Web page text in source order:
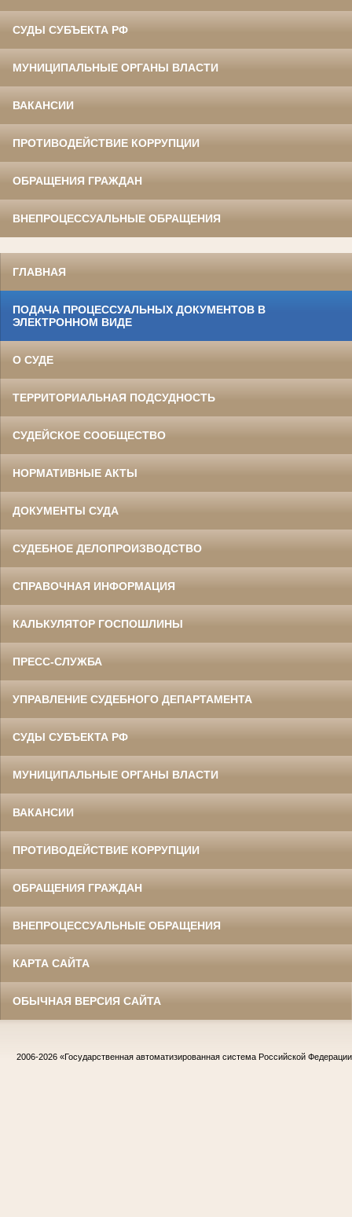
СУДЫ СУБЪЕКТА РФ
МУНИЦИПАЛЬНЫЕ ОРГАНЫ ВЛАСТИ
ВАКАНСИИ
ПРОТИВОДЕЙСТВИЕ КОРРУПЦИИ
ОБРАЩЕНИЯ ГРАЖДАН
ВНЕПРОЦЕССУАЛЬНЫЕ ОБРАЩЕНИЯ
ГЛАВНАЯ
ПОДАЧА ПРОЦЕССУАЛЬНЫХ ДОКУМЕНТОВ В
ЭЛЕКТРОННОМ ВИДЕ
О СУДЕ
ТЕРРИТОРИАЛЬНАЯ ПОДСУДНОСТЬ
СУДЕЙСКОЕ СООБЩЕСТВО
НОРМАТИВНЫЕ АКТЫ
ДОКУМЕНТЫ СУДА
СУДЕБНОЕ ДЕЛОПРОИЗВОДСТВО
СПРАВОЧНАЯ ИНФОРМАЦИЯ
КАЛЬКУЛЯТОР ГОСПОШЛИНЫ
ПРЕСС-СЛУЖБА
УПРАВЛЕНИЕ СУДЕБНОГО ДЕПАРТАМЕНТА
СУДЫ СУБЪЕКТА РФ
МУНИЦИПАЛЬНЫЕ ОРГАНЫ ВЛАСТИ
ВАКАНСИИ
ПРОТИВОДЕЙСТВИЕ КОРРУПЦИИ
ОБРАЩЕНИЯ ГРАЖДАН
ВНЕПРОЦЕССУАЛЬНЫЕ ОБРАЩЕНИЯ
КАРТА САЙТА
ОБЫЧНАЯ ВЕРСИЯ САЙТА
2006-2026 «Государственная автоматизированная система Российской